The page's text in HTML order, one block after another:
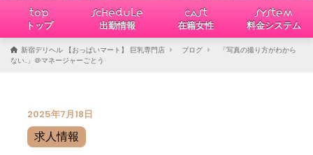
TOP
トップ
SCHEDULE
出勤情報
CAST
在籍女性
SYSTEM
料金システム
新宿デリヘル 【おっぱいマート】 巨乳専門店 ブログ
「写真の撮り方がわから
ない..」＠マネージャーごとう
2025年7月18日
求人情報